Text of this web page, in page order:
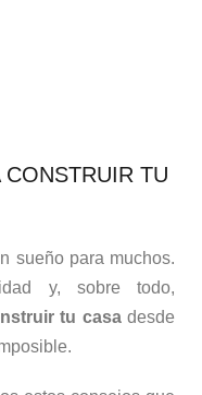
TU
sueño para muchos.
y, sobre todo,
tu casadesde